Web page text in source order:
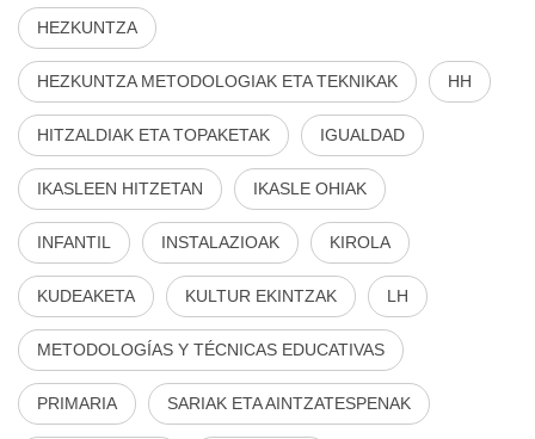
HEZKUNTZA
HEZKUNTZA METODOLOGIAK ETA TEKNIKAK HH
HITZALDIAK ETA TOPAKETAK IGUALDAD
IKASLEEN HITZETAN IKASLE OHIAK
INFANTIL INSTALAZIOAK KIROLA
KUDEAKETA KULTUR EKINTZAK LH
METODOLOGÍAS Y TÉCNICAS EDUCATIVAS
PRIMARIA SARIAK ETA AINTZATESPENAK